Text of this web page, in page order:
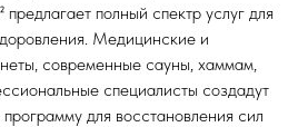
полный спектр услуг для
Медицинские и
современные сауны, хаммам,
специалисты создадут
для восстановления сил